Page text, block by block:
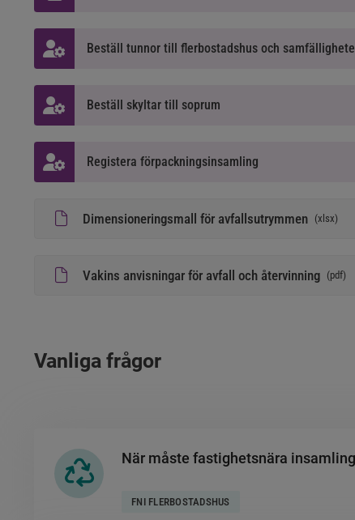
Beställ tunnor till flerbostadshus och
Beställ skyltar till soprum
Registera förpackningsinsamling
Dimensioneringsmall för avfallsutrymmen (xlsx)
Vakins anvisningar för avfall och återvinning (pdf)
Vanliga frågor
När måste fastighetsnära
FNI FLERBOSTADSHUS